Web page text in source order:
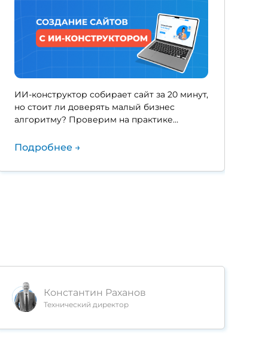
ИИ-конструктор собирает сайт за 20 минут,
но стоит ли доверять малый бизнес
алгоритму? Проверим на практике…
Подробнее →
Константин Раханов
Технический директор